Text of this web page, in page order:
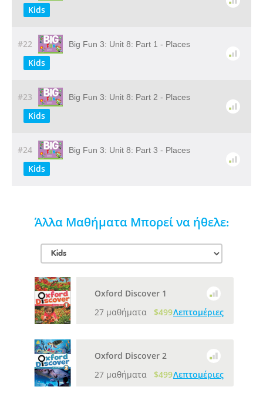
Kids
#22 Big Fun 3: Unit 8: Part 1 - Places
Kids
#23 Big Fun 3: Unit 8: Part 2 - Places
Kids
#24 Big Fun 3: Unit 8: Part 3 - Places
Kids
Άλλα Μαθήματα Μπορεί να ήθελε:
Oxford Discover 1
27 μαθήματα
$499Λεπτομέριες
Oxford Discover 2
27 μαθήματα
$499Λεπτομέριες